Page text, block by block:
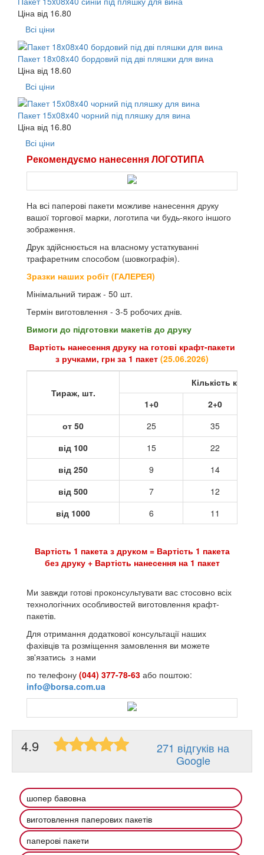
Ціна від 16.80
Всі ціни
Пакет 18x08x40 бордовий під дві пляшки для вина
Ціна від 18.60
Всі ціни
Пакет 15x08x40 чорний під пляшку для вина
Ціна від 16.80
Всі ціни
Рекомендуємо нанесення ЛОГОТИПА
На всі паперові пакети можливе нанесення друку
вашої торгової марки, логотипа чи будь-якого іншого
зображення.
Друк здійснюється на власному устаткуванні
трафаретним способом (шовкографія).
Зразки наших робіт (ГАЛЕРЕЯ)
Мінімальний тираж - 50 шт.
Термін виготовлення - 3-5 робочих днів.
Вимоги до підготовки макетів до друку
Вартість нанесення друку на готові крафт-пакети
з ручками, грн за 1 пакет (25.06.2026)
Тираж, шт.
Кількість
1+0
2+0
от 50
25
35
від 100
15
22
від 250
9
14
від 500
7
12
від 1000
6 11
Вартість 1 пакета з друком = Вартість 1 пакета
без друку + Вартість нанесення на 1 пакет
Ми завжди готові проконсультувати вас стосовно всіх
технологічних особливостей виготовлення крафт-
пакетів.
Для отримання додаткової консультації наших
фахівців та розміщення замовлення ви можете
зв'язатись з нами
по телефону (044) 377-78-63 або поштою:
info@borsa.com.ua
4.9
271 відгуків на
Google
шопер бавовна
виготовлення паперових пакетів
паперові пакети